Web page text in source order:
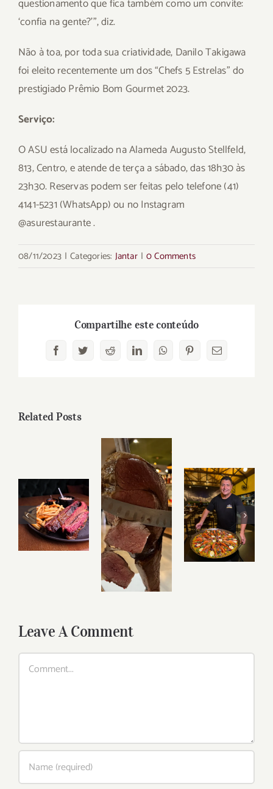
questionamento que fica também como um convite:
‘confia na gente?’”, diz.
Não à toa, por toda sua criatividade, Danilo Takigawa
foi eleito recentemente um dos “Chefs 5 Estrelas” do
prestigiado Prêmio Bom Gourmet 2023.
Serviço:
O ASU está localizado na Alameda Augusto Stellfeld,
813, Centro, e atende de terça a sábado, das 18h30 às
23h30. Reservas podem ser feitas pelo telefone (41)
4141-5231 (WhatsApp) ou no Instagram
@asurestaurante .
08/11/2023 | Categories: Jantar | 0 Comments
Compartilhe este conteúdo
FacebookTwitterRedditLinkedInWhatsAppPinterestEmail
Related Posts
Leave A Comment
Comment